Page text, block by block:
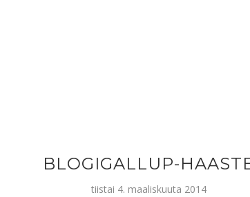
BLOGIGALLUP-
tiistai 4. maaliskuuta 2014